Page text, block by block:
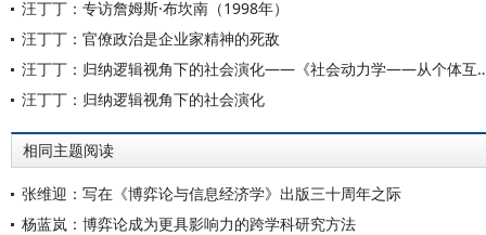
汪丁丁：专访詹姆斯·布坎南（1998年）
汪丁丁：官僚政治是企业家精神的死敌
汪丁丁：归纳逻辑视角下的社会
汪丁丁：归纳逻辑视角下的社会演化
相同主题阅读
张维迎：写在《博弈论与信息经济学》出版三十周年之际
杨蓝岚：博弈论成为更具影响力的跨学科研究方法